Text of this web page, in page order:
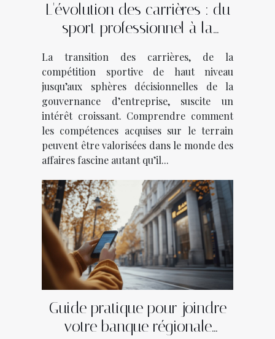
L'évolution des carrières : du
sport professionnel à la
La transition des carrières, de la
compétition sportive de haut niveau
jusqu’aux sphères décisionnelles de la
gouvernance d’entreprise, suscite un
intérêt croissant. Comprendre comment
les compétences acquises sur le terrain
peuvent être valorisées dans le monde des
affaires fascine autant qu’il...
Guide pratique pour joindre
votre banque régionale